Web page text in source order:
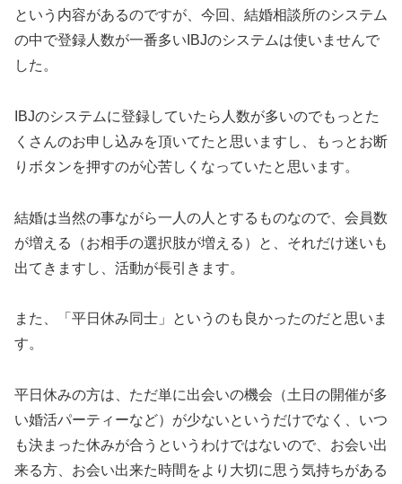
という内容があるのですが、今回、結婚相談所のシステム
の中で登録人数が一番多いIBJのシステムは使いませんで
した。
IBJのシステムに登録していたら人数が多いのでもっとた
くさんのお申し込みを頂いてたと思いますし、もっとお断
りボタンを押すのが心苦しくなっていたと思います。
結婚は当然の事ながら一人の人とするものなので、会員数
が増える（お相手の選択肢が増える）と、それだけ迷いも
出てきますし、活動が長引きます。
また、「平日休み同士」というのも良かったのだと思いま
す。
平日休みの方は、ただ単に出会いの機会（土日の開催が多
い婚活パーティーなど）が少ないというだけでなく、いつ
も決まった休みが合うというわけではないので、お会い出
来る方、お会い出来た時間をより大切に思う気持ちがある